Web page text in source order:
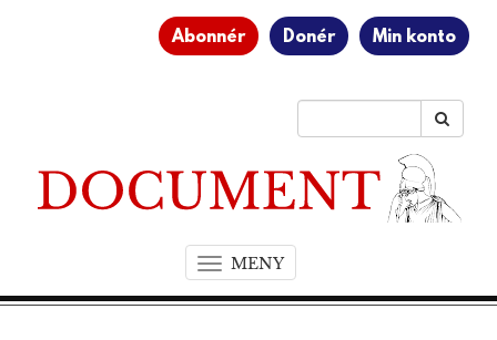
Abonnér Donér Min konto
MENYT
o